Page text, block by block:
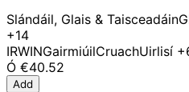
Slándáil, Glais & Taisceadáin
+14
IRWINGairmiúilCruachUirlisí
Ó €40.52
Add